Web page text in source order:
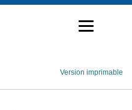
Version imprimable